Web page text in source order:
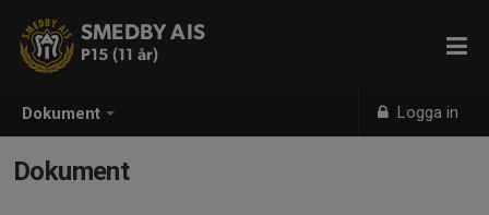
Dokument Logga in
SMEDBY AIS
P15 (11 år)
Dokument